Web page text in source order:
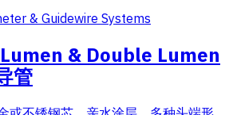
& Guidewire Systems
& Double Lumen
管